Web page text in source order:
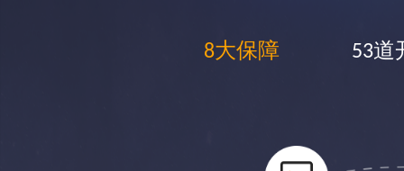
8大保障 53道